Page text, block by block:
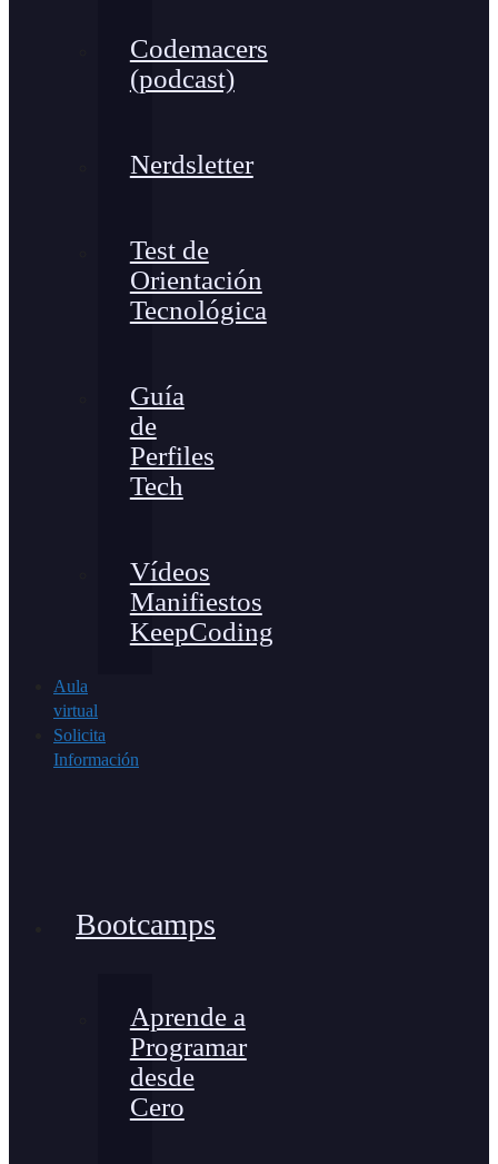
Codemacers
(podcast)
Nerdsletter
Test de
Orientación
Tecnológica
Guía
de
Perfiles
Tech
Vídeos
Manifiestos
KeepCoding
Aula
virtual
Solicita
Información
Bootcamps
Aprende a
Programar
desde
Cero